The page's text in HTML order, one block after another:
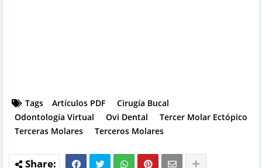
Tags Artículos PDF
Cirugía Bucal
Odontología Virtual
Ovi Dental
Tercer Molar Ectópico
Terceras Molares
Terceros Molares